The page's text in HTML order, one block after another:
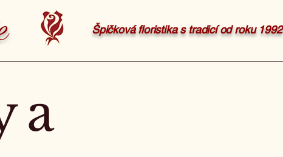
Špičková floristika s tradicí od roku 1992
a